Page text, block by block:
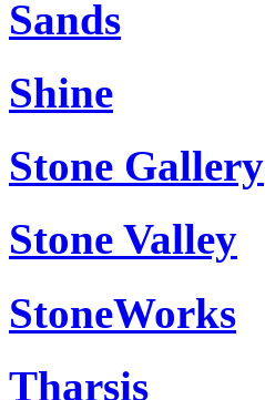
Sands
Shine
Stone Gallery
Stone Valley
StoneWorks
Tharsis